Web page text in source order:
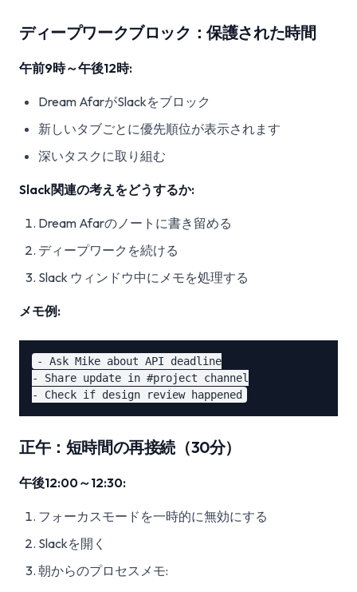
ディープワークブロック：保護された時間
午前9時～午後12時:
Dream AfarがSlackをブロック
新しいタブごとに優先順位が表示されます
深いタスクに取り組む
Slack関連の考えをどうするか:
Dream Afarのノートに書き留める
ディープワークを続ける
Slack ウィンドウ中にメモを処理する
メモ例:
- Ask Mike about API deadline
- Share update in #project channel
正午：短時間の再接続（30分）
午後12:00～12:30:
フォーカスモードを一時的に無効にする
Slackを開く
朝からのプロセスメモ: